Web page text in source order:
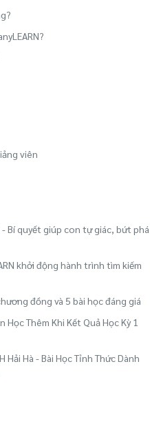
viên
Bí quyết giúp con tự giác, bứt phá
khởi động hành trình tìm kiếm
đồng và 5 bài học đáng giá
Học Thêm Khi Kết Quả Học Kỳ 1
Hải Hà - Bài Học Tỉnh Thức Dành